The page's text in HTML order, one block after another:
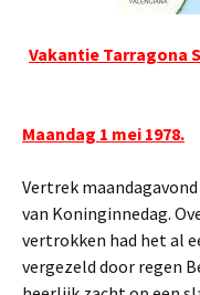
Vakantie Tarragona
Maandag 1 mei 1978.
Vertrek
van Koninginnedag.
vertrokken had het al
vergezeld door regen